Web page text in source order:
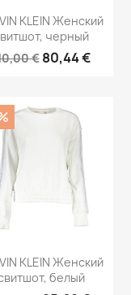
просмотр
KLEIN Женский
черный
€ 80,44 €
просмотр
KLEIN Женский
белый